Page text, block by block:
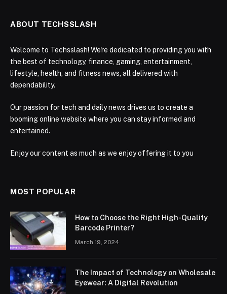
ABOUT TECHSSLASH
Welcome to Techsslash! We're dedicated to providing you with
the best of technology, finance, gaming, entertainment,
lifestyle, health, and fitness news, all delivered with
dependability.
Our passion for tech and daily news drives us to create a
booming online website where you can stay informed and
entertained.
Enjoy our content as much as we enjoy offering it to you
MOST POPULAR
How to Choose the Right High-Quality
Barcode Printer?
March 19, 2024
The Impact of Technology on Wholesale
Eyewear: A Digital Revolution